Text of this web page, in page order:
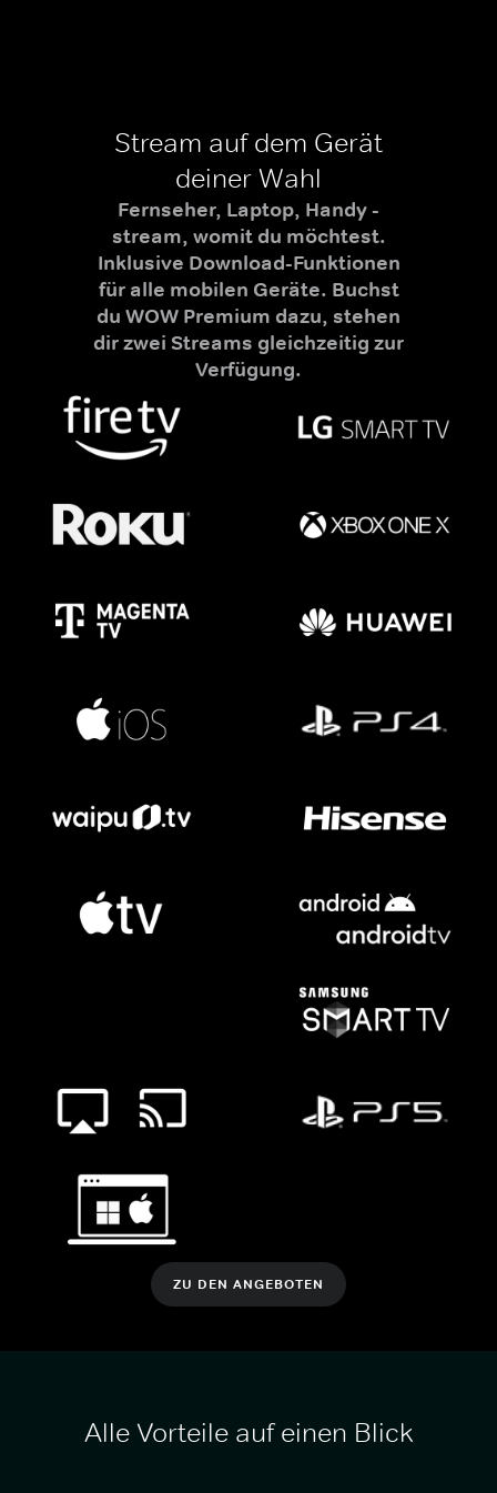
Stream auf dem Gerät
deiner Wahl
Fernseher, Laptop, Handy -
stream, womit du möchtest.
Inklusive Download-Funktionen
für alle mobilen Geräte. Buchst
du WOW Premium dazu, stehen
dir zwei Streams gleichzeitig zur
Verfügung.
ZU DEN ANGEBOTEN
Alle Vorteile auf einen Blick